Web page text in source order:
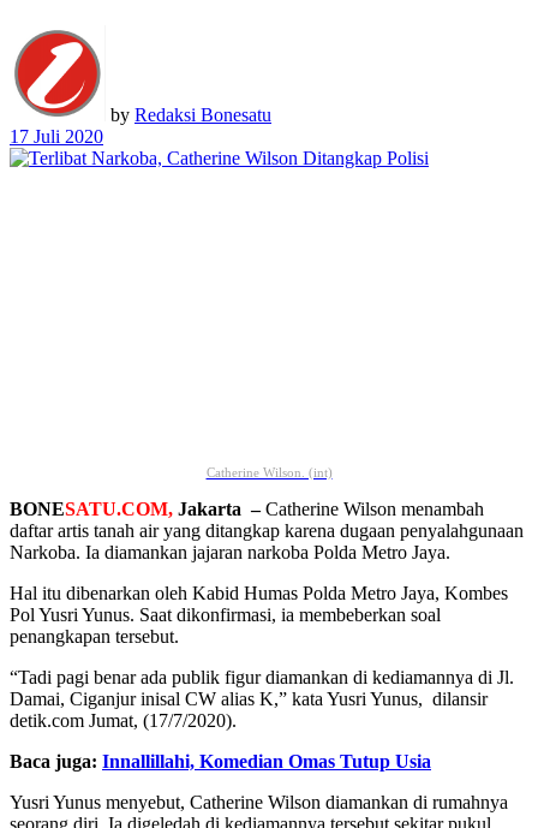
by Redaksi Bonesatu
17 Juli 2020
Catherine Wilson. (int)
BONESATU.COM, Jakarta –Catherine Wilson menambah
daftar artis tanah air yang ditangkap karena dugaan penyalahgunaan
Narkoba. Ia diamankan jajaran narkoba Polda Metro Jaya.
Hal itu dibenarkan oleh Kabid Humas Polda Metro Jaya, Kombes
Pol Yusri Yunus. Saat dikonfirmasi, ia membeberkan soal
penangkapan tersebut.
“Tadi pagi benar ada publik figur diamankan di kediamannya di Jl.
Damai, Ciganjur inisal CW alias K,” kata Yusri Yunus, dilansir
detik.com Jumat, (17/7/2020).
Baca juga: Innallillahi, Komedian Omas Tutup Usia
Yusri Yunus menyebut, Catherine Wilson diamankan di rumahnya
seorang diri. Ia digeledah di kediamannya tersebut sekitar pukul